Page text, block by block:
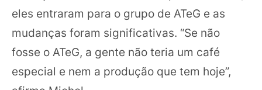
eles entraram para o grupo de ATeG e as
mudanças foram significativas. “Se não
fosse o ATeG, a gente não teria um café
especial e nem a produção que tem hoje”,